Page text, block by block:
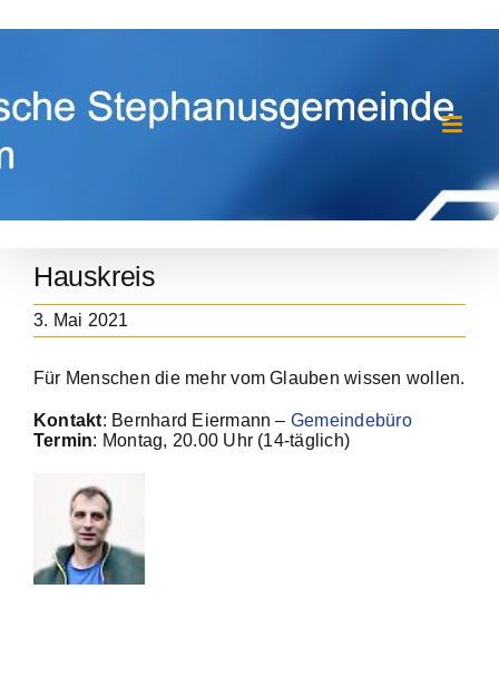
Inhalt
Hauskreis
3. Mai 2021
Für Menschen die mehr vom Glauben wissen wollen.
Kontakt: Bernhard Eiermann – Gemeindebüro
Termin: Montag, 20.00 Uhr (14-täglich)